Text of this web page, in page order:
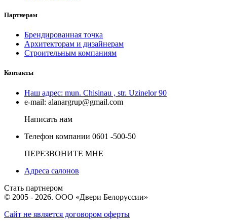
Партнерам
Брендированная точка
Архитекторам и дизайнерам
Строительным компаниям
Контакты
Наш адрес: mun. Chisinau , str. Uzinelor 90
e-mail: alanargrup@gmail.com
Написать нам
Телефон компании 0601 -500-50
ПЕРЕЗВОНИТЕ МНЕ
Адреса салонов
Стать партнером
© 2005 - 2026. ООО «Двери Белоруссии»
Сайт не является договором оферты